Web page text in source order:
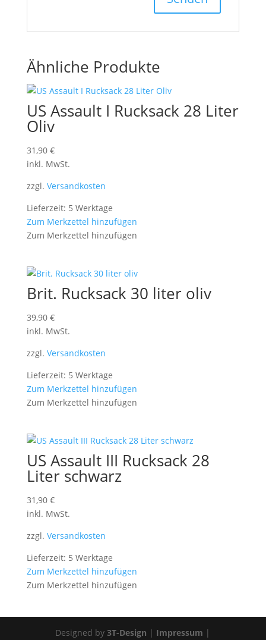
Ähnliche Produkte
US Assault I Rucksack 28 Liter
Oliv
31,90 €
inkl. MwSt.
zzgl. Versandkosten
Lieferzeit: 5 Werktage
Zum Merkzettel hinzufügen
Zum Merkzettel hinzufügen
Brit. Rucksack 30 liter oliv
39,90 €
inkl. MwSt.
zzgl. Versandkosten
Lieferzeit: 5 Werktage
Zum Merkzettel hinzufügen
Zum Merkzettel hinzufügen
US Assault III Rucksack 28
Liter schwarz
31,90 €
inkl. MwSt.
zzgl. Versandkosten
Lieferzeit: 5 Werktage
Zum Merkzettel hinzufügen
Zum Merkzettel hinzufügen
Designed by3T-Design | Impressum |